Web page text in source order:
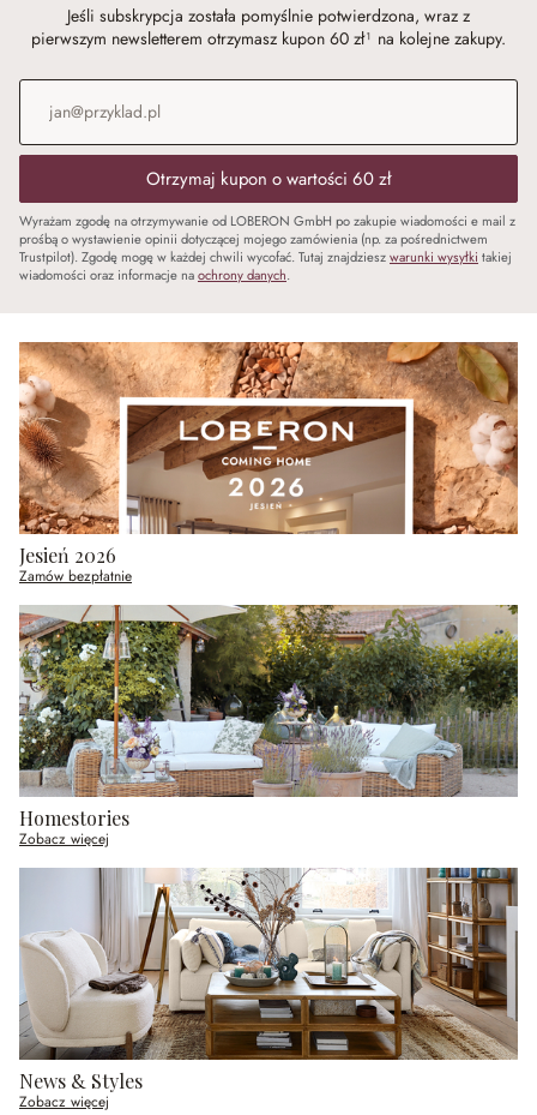
Jeśli subskrypcja została pomyślnie potwierdzona, wraz z
pierwszym newsletterem otrzymasz kupon 60 zł¹ na kolejne zakupy.
Adres e-mail
Otrzymaj kupon o wartości 60 zł
Wyrażam zgodę na otrzymywanie od LOBERON GmbH po zakupie wiadomości e mail z
prośbą o wystawienie opinii dotyczącej mojego zamówienia (np. za pośrednictwem
Trustpilot). Zgodę mogę w każdej chwili wycofać. Tutaj znajdzieszwarunki wysyłki takiej
wiadomości oraz informacje naochrony danych.
Jesień 2026
Zamów bezpłatnie
Homestories
Zobacz więcej
News & Styles
Zobacz więcej